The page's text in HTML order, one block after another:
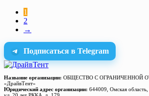
1
2
→
Подписаться в Telegram
Название организации: ОБЩЕСТВО С ОГРАНИЧЕННОЙ
«ДрайвТент»
Юридический адрес организации: 644009, Омская